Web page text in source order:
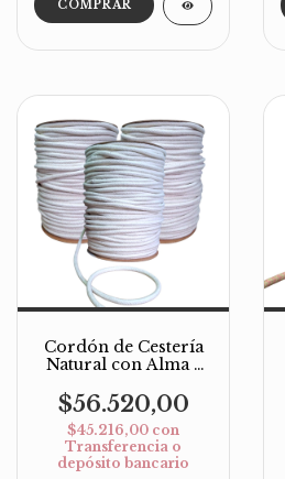
Cordón de Cestería
Natural con Alma 7
$56.520,00
$45.216,00 con
Transferencia o
depósito bancario